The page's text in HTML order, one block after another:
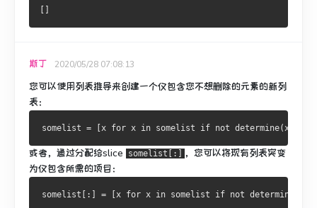
斯丁 2020/05/28 07:08:13
您可以使用列表推导来创建一个仅包含您不想删除的元素的新列
表：
somelist = x for x in somelist if not determine(x
或者，通过分配给slice somelist[:]
，您可以将现有列表突变
为仅包含所需的项目：
somelist [:] = x for x in somelist if not determine